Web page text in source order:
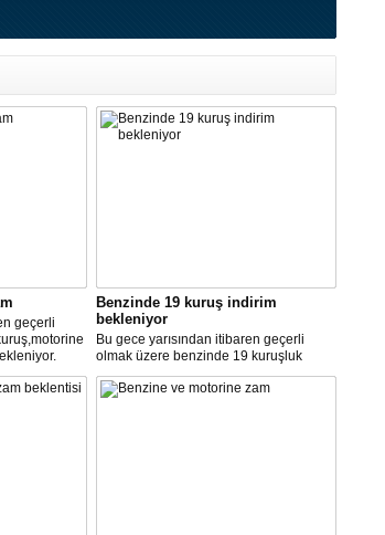
geçerli
Benzinde 19 kuruş indirim
bekleniyor
Bu gece yarısından itibaren geçerli
olmak üzere benzinde 19 kuruşluk
indirim gerçekleşti.